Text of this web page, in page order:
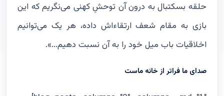
حلقه بسکتبال به ‌درون آن توحشِ کهنی می‌نگریم که این
بازی به مقام شعف ارتقاءاش داده، هر یک می‌توانیم
اخلاقیات باب میل خود را به آن نسبت دهیم...».
صدای ما فراتر از خانه ماست